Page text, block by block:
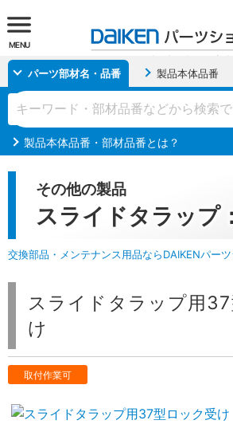
MENU
パーツ部材名・品番 製品本体品番
製品本体品番・部材品番とは？
その他の製品
スライドタラップ
交換部品・メンテナンス用品ならDAIKENパー
スライドタラップ用
け
取付作業可